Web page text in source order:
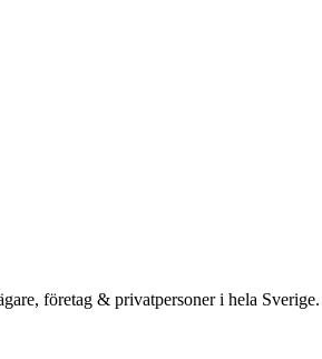
företag & privatpersoner i hela Sverige.